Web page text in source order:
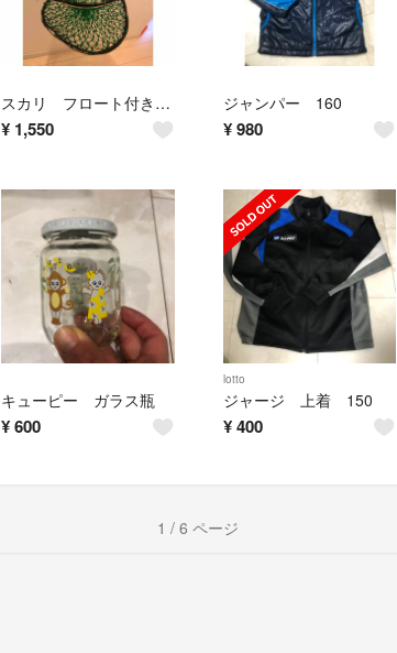
スカリ フロート付き 未使用 網 ビク
¥ 1,550
ジャンパー 160
¥ 980
キューピー ガラス瓶
¥600
lotto
ジャージ 上着 150
¥ 400
1 / 6 ページ